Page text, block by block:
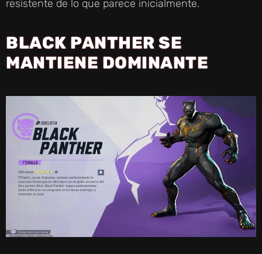
resistente de lo que parece inicialmente.
BLACK PANTHER SE
MANTIENE DOMINANTE